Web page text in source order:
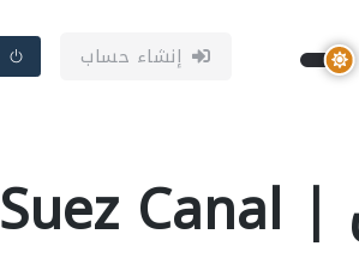
إنشاء حساب
جامعة قناة السويس | Suez Canal